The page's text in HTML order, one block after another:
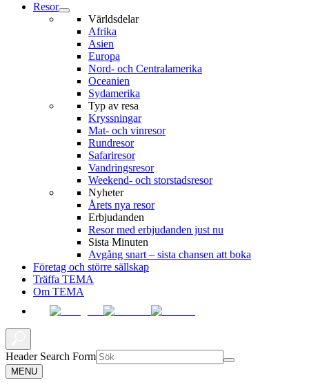
Resor
Världsdelar
Afrika
Asien
Europa
Nord- och Centralamerika
Oceanien
Sydamerika
Typ av resa
Kryssningar
Mat- och vinresor
Rundresor
Safariresor
Vandringsresor
Weekend- och storstadsresor
Nyheter
Årets nya resor
Erbjudanden
Resor med erbjudanden just nu
Sista Minuten
Avgång snart – sista chansen att boka
Företag och större sällskap
Träffa TEMA
Om TEMA
Header Search Form
MENU